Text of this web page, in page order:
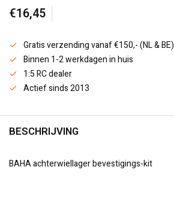
€16,45
Gratis verzending vanaf €150,- (NL & BE)
Binnen 1-2 werkdagen in huis
1:5 RC dealer
Actief sinds 2013
BESCHRIJVING
BAHA achterwiellager bevestigings-kit